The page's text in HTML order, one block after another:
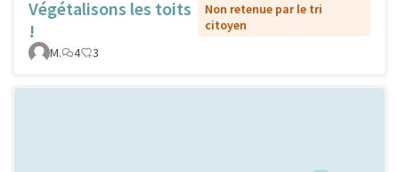
Végétalisons les toits
!
Non retenue par le tri
citoyen
M.
4 3